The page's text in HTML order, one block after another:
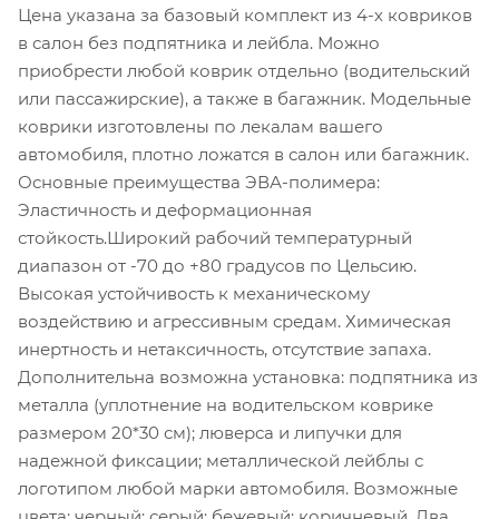
Цена указана за базовый комплект из 4-х ковриков
в салон без подпятника и лейбла. Можно
приобрести любой коврик отдельно (водительский
или пассажирские), а также в багажник. Модельные
коврики изготовлены по лекалам вашего
автомобиля, плотно ложатся в салон или багажник.
Основные преимущества ЭВА-полимера:
Эластичность и деформационная
стойкость.Широкий рабочий температурный
диапазон от -70 до +80 градусов по Цельсию.
Высокая устойчивость к механическому
воздействию и агрессивным средам. Химическая
инертность и нетаксичность, отсутствие запаха.
Дополнительна возможна установка: подпятника из
металла (уплотнение на водительском коврике
размером 20*30 см); люверса и липучки для
надежной фиксации; металлической лейблы с
логотипом любой марки автомобиля. Возможные